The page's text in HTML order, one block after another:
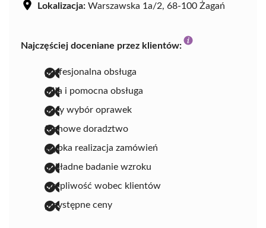
Lokalizacja: Warszawska 1a/2, 68-100 Żagań
Najczęściej doceniane przez klientów:
profesjonalna obsługa
miła i pomocna obsługa
duży wybór oprawek
fachowe doradztwo
szybka realizacja zamówień
dokładne badanie wzroku
cierpliwość wobec klientów
przystępne ceny